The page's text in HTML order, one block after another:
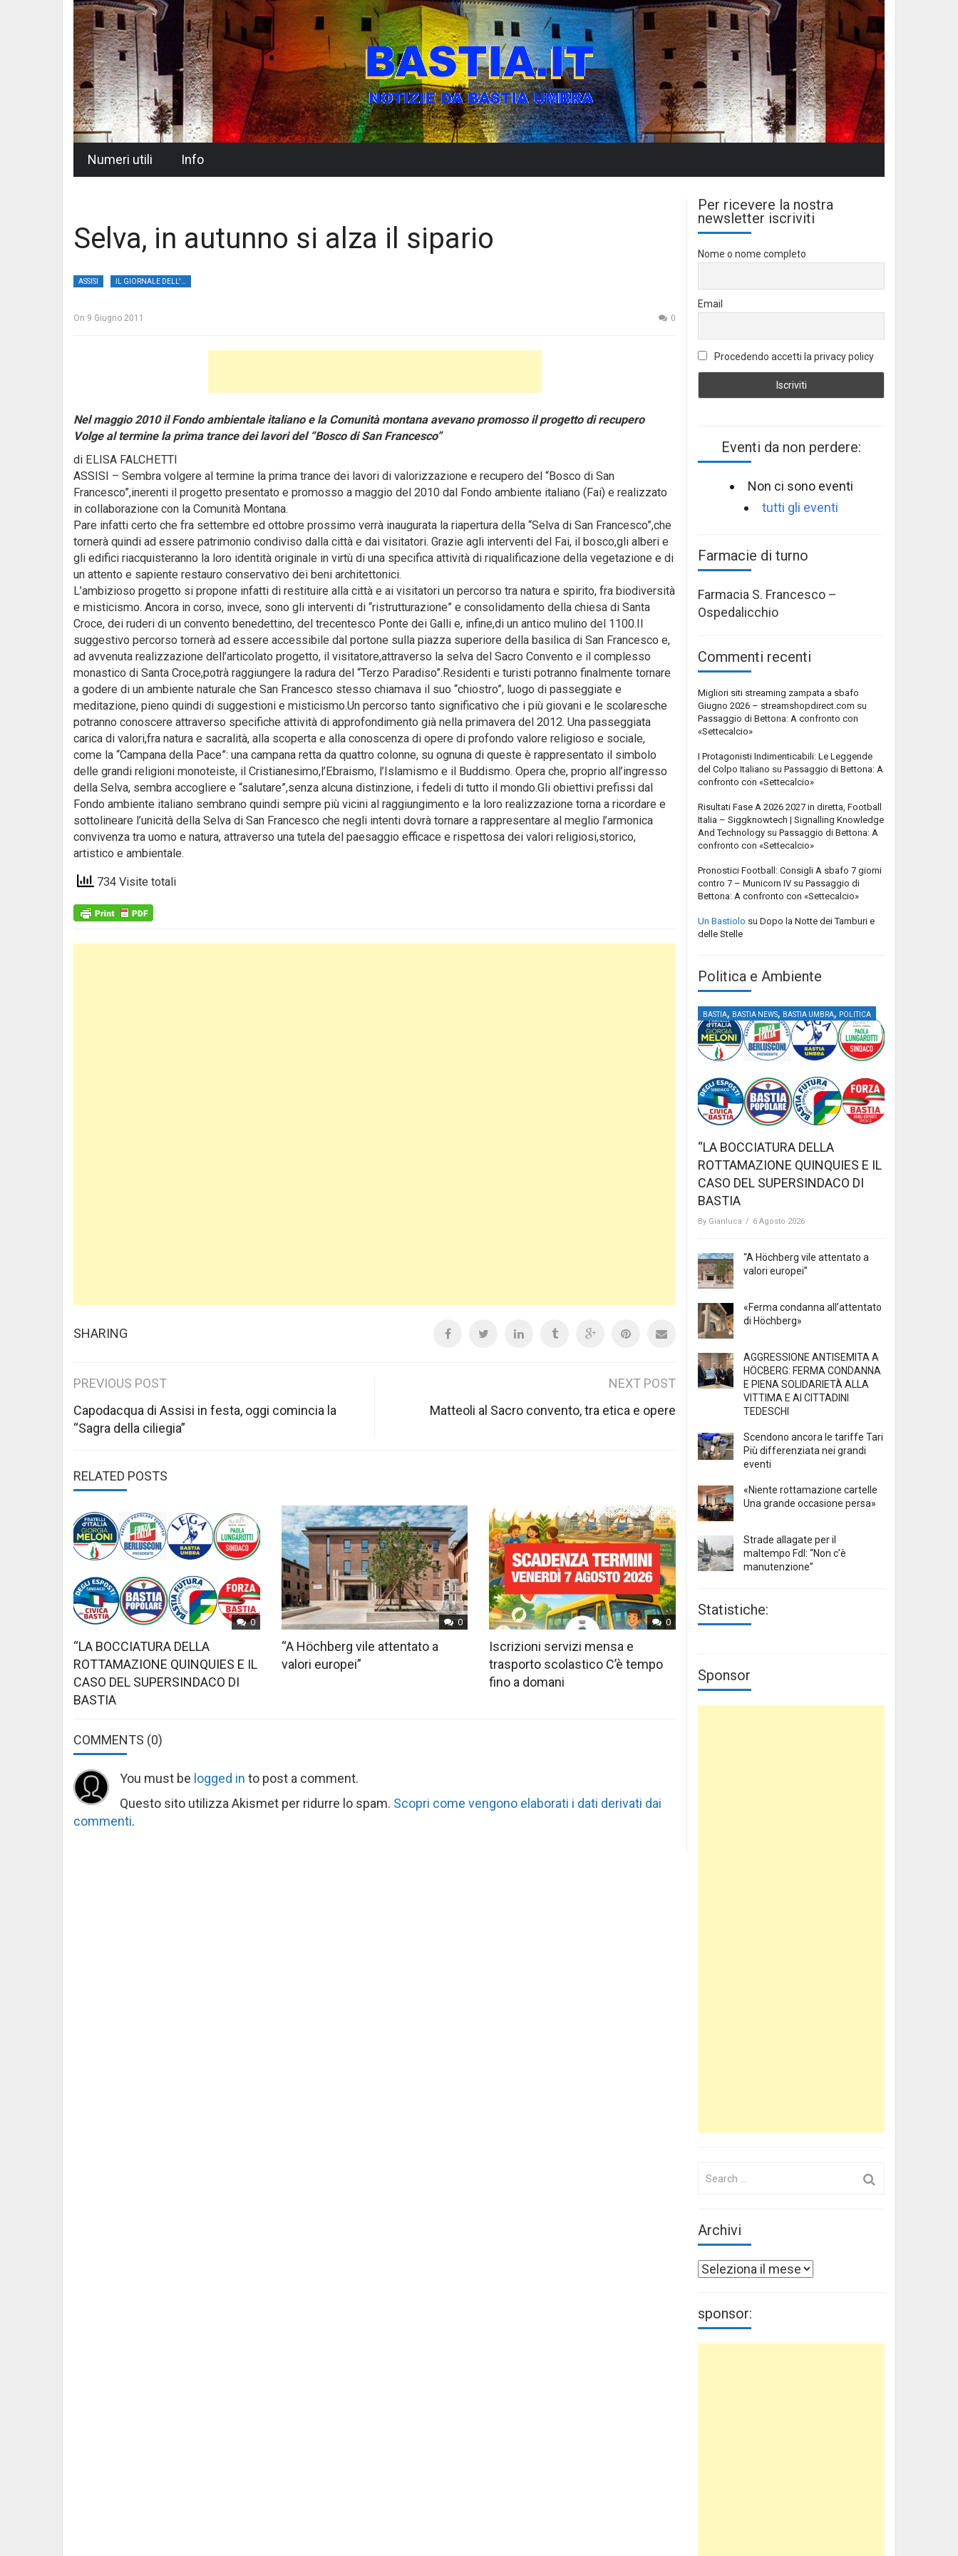
Numeri utili Info
Selva, in autunno si alza il sipario
ASSISI
On 9 Giugno 2011 0
Nel maggio 2010 il Fondo ambientale italiano e la Comunità montana avevano promosso il progetto di recupero
Volge al termine la prima trance dei lavori del “Bosco di San Francesco”
di ELISA FALCHETTI
ASSISI – Sembra volgere al termine la prima trance dei lavori di valorizzazione e recupero del “Bosco di San
Francesco”,inerenti il progetto presentato e promosso a maggio del 2010 dal Fondo ambiente italiano (Fai) e realizzato
in collaborazione con la Comunità Montana.
Pare infatti certo che fra settembre ed ottobre prossimo verrà inaugurata la riapertura della “Selva di San Francesco”,che
tornerà quindi ad essere patrimonio condiviso dalla città e dai visitatori. Grazie agli interventi del Fai, il bosco,gli alberi e
gli edifici riacquisteranno la loro identità originale in virtù di una specifica attività di riqualificazione della vegetazione e di
un attento e sapiente restauro conservativo dei beni architettonici.
L’ambizioso progetto si propone infatti di restituire alla città e ai visitatori un percorso tra natura e spirito, fra biodiversità
e misticismo. Ancora in corso, invece, sono gli interventi di “ristrutturazione” e consolidamento della chiesa di Santa
Croce, dei ruderi di un convento benedettino, del trecentesco Ponte dei Galli e, infine,di un antico mulino del 1100.Il
suggestivo percorso tornerà ad essere accessibile dal portone sulla piazza superiore della basilica di San Francesco e,
ad avvenuta realizzazione dell’articolato progetto, il visitatore,attraverso la selva del Sacro Convento e il complesso
monastico di Santa Croce,potrà raggiungere la radura del “Terzo Paradiso”.Residenti e turisti potranno finalmente tornare
a godere di un ambiente naturale che San Francesco stesso chiamava il suo “chiostro”, luogo di passeggiate e
meditazione, pieno quindi di suggestioni e misticismo.Un percorso tanto significativo che i più giovani e le scolaresche
potranno conoscere attraverso specifiche attività di approfondimento già nella primavera del 2012. Una passeggiata
carica di valori,fra natura e sacralità, alla scoperta e alla conoscenza di opere di profondo valore religioso e sociale,
come la “Campana della Pace”: una campana retta da quattro colonne, su ognuna di queste è rappresentato il simbolo
delle grandi religioni monoteiste, il Cristianesimo,l’Ebraismo, l’Islamismo e il Buddismo. Opera che, proprio all’ingresso
della Selva, sembra accogliere e “salutare”,senza alcuna distinzione, i fedeli di tutto il mondo.Gli obiettivi prefissi dal
Fondo ambiente italiano sembrano quindi sempre più vicini al raggiungimento e la loro realizzazione torna a ricordare e
sottolineare l’unicità della Selva di San Francesco che negli intenti dovrà tornare a rappresentare al meglio l’armonica
convivenza tra uomo e natura, attraverso una tutela del paesaggio efficace e rispettosa dei valori religiosi,storico,
artistico e ambientale.
734 Visite totali
SHARING
Post
navigation
PREVIOUS POST
Capodacqua di Assisi in festa, oggi comincia la
“Sagra della ciliegia”
NEXT POST
Matteoli al Sacro convento, tra etica e opere
RELATED POSTS
0
“LA BOCCIATURA DELLA
ROTTAMAZIONE QUINQUIES E IL
CASO DEL SUPERSINDACO DI
BASTIA
0
“A Höchberg vile attentato a
valori europei”
0
Iscrizioni servizi mensa e
trasporto scolastico C’è tempo
fino a domani
COMMENTS (0)
You must be logged in to post a comment.
Questo sito utilizza Akismet per ridurre lo spam. Scopri come vengono elaborati i dati derivati dai
commenti.
Per ricevere la nostra
newsletter iscriviti
Nome o nome completo
Email
Procedendo accetti la privacy policy
Eventi da non perdere:
Non ci sono eventi
tutti gli eventi
Farmacie di turno
Farmacia S. Francesco –
Ospedalicchio
Commenti recenti
Migliori siti streaming zampata a sbafo
Giugno 2026 – streamshopdirect.com su
Passaggio di Bettona: A confronto con
«Settecalcio»
I Protagonisti Indimenticabili: Le Leggende
del Colpo Italiano su Passaggio di Bettona: A
confronto con «Settecalcio»
Risultati Fase A 2026 2027 in diretta, Football
Italia – Siggknowtech | Signalling Knowledge
And Technology su Passaggio di Bettona: A
confronto con «Settecalcio»
Pronostici Football: Consigli A sbafo 7 giorni
contro 7 – Municorn IV su Passaggio di
Bettona: A confronto con «Settecalcio»
Un Bastiolo su Dopo la Notte dei Tamburi e
delle Stelle
Politica e Ambiente
BASTIA, BASTIA NEWS, BASTIA UMBRA, POLITICA
“LA BOCCIATURA DELLA
ROTTAMAZIONE QUINQUIES E IL
CASO DEL SUPERSINDACO DI
BASTIA
By Gianluca / 6 Agosto 2026
“A Höchberg vile attentato a
valori europei”
«Ferma condanna all’attentato
di Höchberg»
AGGRESSIONE ANTISEMITA A
HÖCBERG: FERMA CONDANNA
E PIENA SOLIDARIETÀ ALLA
VITTIMA E AI CITTADINI
TEDESCHI
Scendono ancora le tariffe Tari
Più differenziata nei grandi
eventi
«Niente rottamazione cartelle
Una grande occasione persa»
Strade allagate per il
maltempo FdI: “Non c’è
manutenzione”
Statistiche:
Sponsor
Archivi
Archivi
sponsor: